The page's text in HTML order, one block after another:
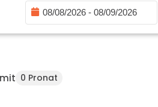
0 Pronat